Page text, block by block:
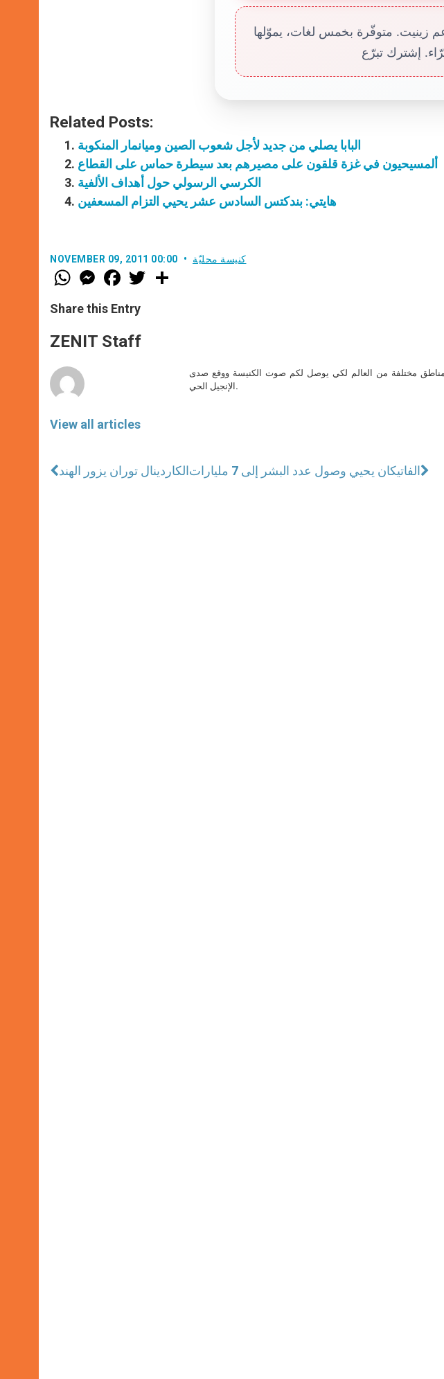
زينيت. متوفّرة بخمس لغات، يموّلها
إشترك تبرّع
Related Posts:
البابا يصلي من جديد لأجل شعوب الصين وميانمار المنكوبة
ألمسيحيون في غزة قلقون على مصيرهم بعد سيطرة حماس على القطاع
الكرسي الرسولي حول أهداف الألفية
هايتي: بندكتس السادس عشر يحيي التزام المسعفين
NOVEMBER 09, 2011 00:00 كنيسة محليّة
W
h
t
s
p
p
M
e
s
e
g
e
F
a
e
b
o
k
w
Share this Entry
ZENIT Staff
View all articles
مناطق مختلفة من العالم لكي يوصل لكم صوت الكنيسة ووقع صدى
الإنجيل الحي.
الكاردينال توران يزور الهند الفاتيكان يحيي وصول عدد البشر إلى 7 مليارات